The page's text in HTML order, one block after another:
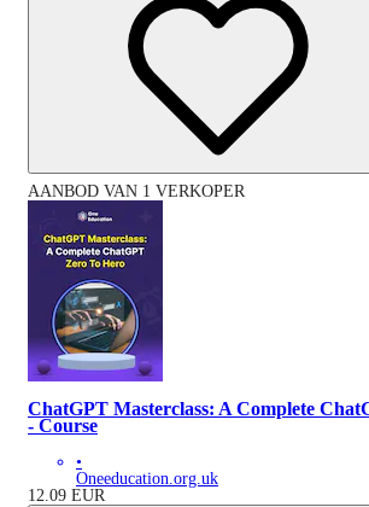
AANBOD VAN 1 VERKOPER
ChatGPT Masterclass: A Complete
- Course
•
Oneeducation.org.uk
12.09 EUR